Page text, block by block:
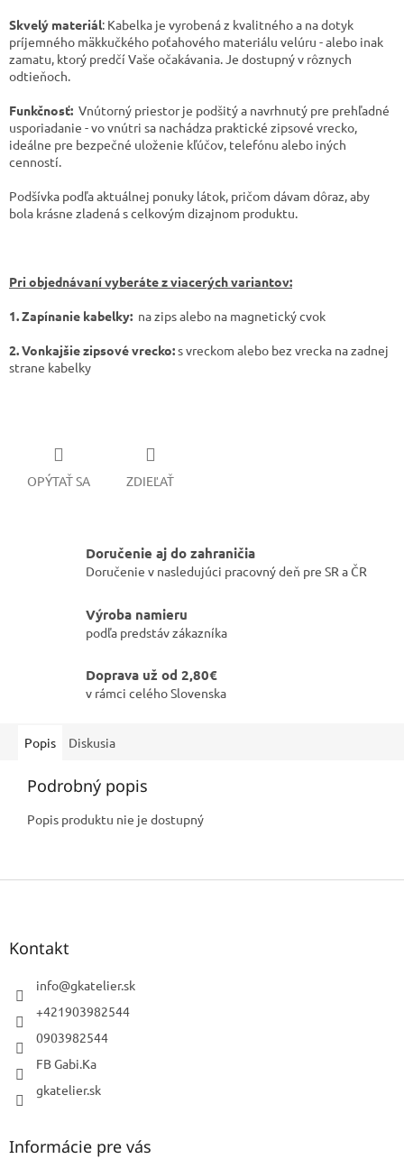
​Skvelý materiál: Kabelka je vyrobená z kvalitného a na dotyk
príjemného mäkkučkého poťahového materiálu velúru - alebo inak
zamatu, ktorý predčí Vaše očakávania. Je dostupný v rôznych
odtieňoch.
Funkčnosť: Vnútorný priestor je podšitý a navrhnutý pre prehľadné
usporiadanie - vo vnútri sa nachádza praktické zipsové vrecko,
ideálne pre bezpečné uloženie kľúčov, telefónu alebo iných
cenností.
Podšívka podľa aktuálnej ponuky látok, pričom dávam dôraz, aby
bola krásne zladená s celkovým dizajnom produktu.
Pri objednávaní vyberáte z viacerých variantov:
1. Zapínanie kabelky: na zips alebo na magnetický cvok
2. Vonkajšie zipsové vrecko:s vreckom alebo bez vrecka na zadnej
strane kabelky
OPÝTAŤ SA ZDIEĽAŤ
Doručenie aj do zahraničia
Doručenie v nasledujúci pracovný deň pre SR a ČR
Výroba namieru
podľa predstáv zákazníka
Doprava už od 2,80€
v rámci celého Slovenska
Popis Diskusia
Podrobný popis
Popis produktu nie je dostupný
Z
Kontakt
info@gkatelier.sk
+421903982544
0903982544
FB Gabi.Ka
gkatelier.sk
Informácie pre vás